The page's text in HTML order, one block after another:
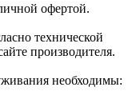
офертой.
технической
производителя.
необходимы: